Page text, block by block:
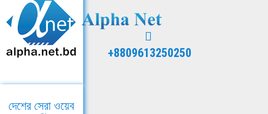
+8809613250250
দেশের সেরা ওয়েব